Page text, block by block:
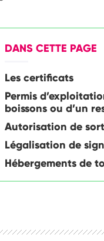
DANS CETTE PAGE
Les certificats
Permis
boissons ou d’un
Autorisation de
Légalisation de
Hébergements de